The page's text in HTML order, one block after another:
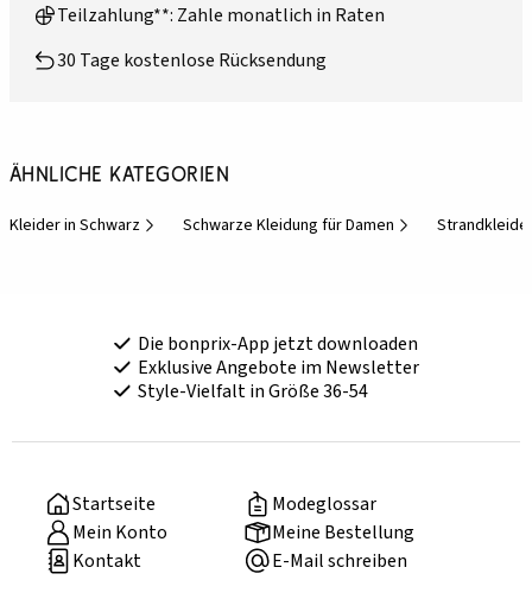
Teilzahlung**: Zahle monatlich in Raten
30 Tage kostenlose Rücksendung
Ähnliche Kategorien
Kleider in Schwarz Schwarze Kleidung für Damen
Die bonprix-App jetzt downloaden
Exklusive Angebote im Newsletter
Style-Vielfalt in Größe 36-54
Startseite
Modeglossar
Mein Konto
Meine Bestellung
Kontakt
E-Mail schreiben